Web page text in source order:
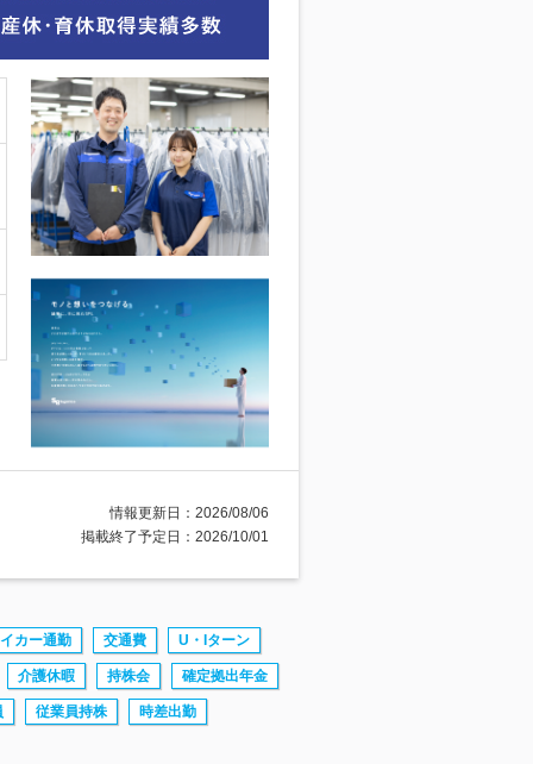
情報更新日：2026/08/06
掲載終了予定日：2026/10/01
カー通勤 交通費 U・Iターン
介護休暇 持株会 確定拠出年金
従業員持株 時差出勤